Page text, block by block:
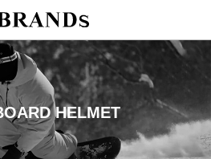
HELMET